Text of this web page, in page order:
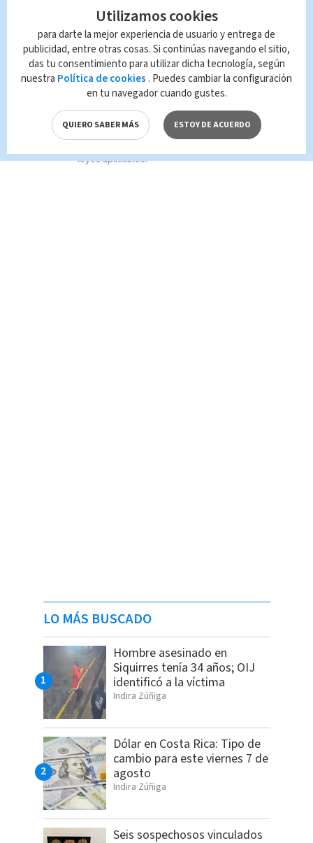
#leydirosca’.
Queda prohibida la reproducción total o
parcial del contenido de esta página, mismo
que es propiedad de TELEDIARIO; su
reproducción no autorizada constituye una
infracción y un delito de conformidad con las
leyes aplicables.
LO MÁS BUSCADO
Hombre asesinado en
Siquirres tenía 34 años; OIJ
identificó a la víctima
Indira Zúñiga
Dólar en Costa Rica: Tipo de
cambio para este viernes 7 de
agosto
Indira Zúñiga
Seis sospechosos vinculados
Utilizamos cookies
para darte la mejor experiencia de usuario y entrega de
publicidad, entre otras cosas. Si continúas navegando el sitio,
das tu consentimiento para utilizar dicha tecnología, según
nuestra Política de cookies . Puedes cambiar la configuración
en tu navegador cuando gustes.
QUIERO SABER MÁS ESTOY DE ACUERDO